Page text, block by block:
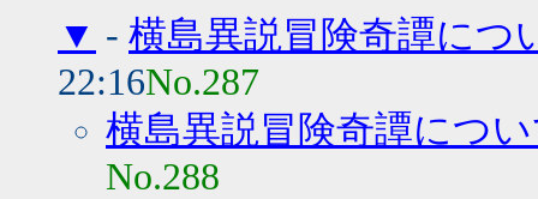
▼ - 横島異説冒険奇譚につ
22:16No.287
横島異説冒険奇譚につ
No.288